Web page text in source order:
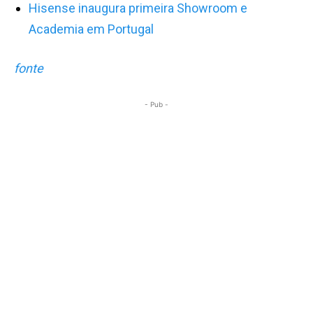
Hisense inaugura primeira Showroom e
Academia em Portugal
fonte
- Pub -